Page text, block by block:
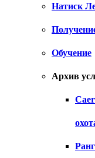
Натиск
Обучение
Архив